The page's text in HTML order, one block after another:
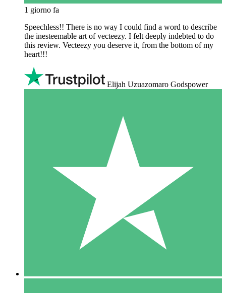
1 giorno fa
Speechless!! There is no way I could find a word to describe
the inesteemable art of vecteezy. I felt deeply indebted to do
this review. Vecteezy you deserve it, from the bottom of my
heart!!!
Elijah Uzuazomaro Godspower